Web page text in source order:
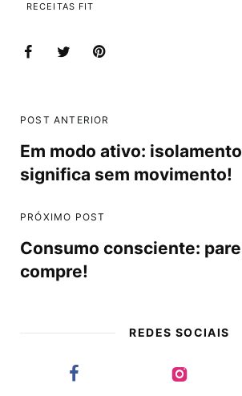
RECEITAS FIT
POST ANTERIOR
Em modo ativo:
significa sem movimento!
PRÓXIMO POST
Consumo consciente:
compre!
REDES SOCIAIS